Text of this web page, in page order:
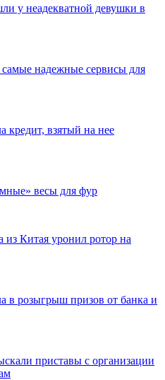
у неадекватной девушки в
надежные сервисы для
кредит, взятый на нее
весы для фур
из Китая уронил ротор на
в розыгрыш призов от банка и
приставы с организации